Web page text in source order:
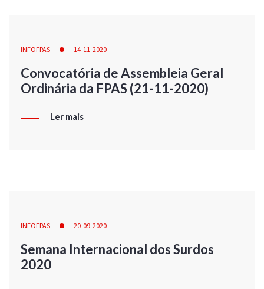
INFOFPAS 14-11-2020
Convocatória de Assembleia Geral
Ordinária da FPAS (21-11-2020)
Ler mais
INFOFPAS 20-09-2020
Semana Internacional dos Surdos
2020